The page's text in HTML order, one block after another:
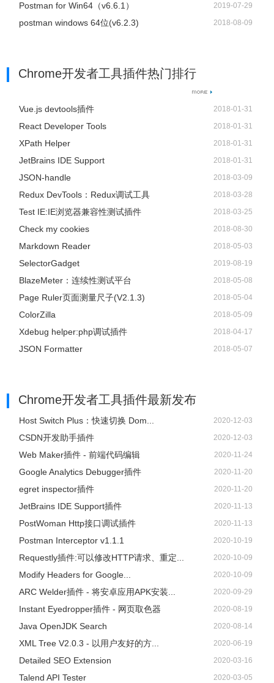
Postman for Win64（v6.6.1） 2019-07-29
postman windows 64位(v6.2.3) 2018-08-09
Chrome开发者工具插件热门排行
Vue.js devtools插件 2018-01-31
React Developer Tools 2018-01-31
XPath Helper 2018-01-31
JetBrains IDE Support 2018-01-31
JSON-handle 2018-03-09
Redux DevTools：Redux调试工具 2018-03-28
Test IE:IE浏览器兼容性测试插件 2018-03-25
Check my cookies 2018-08-30
Markdown Reader 2018-05-03
SelectorGadget 2019-08-19
BlazeMeter：连续性测试平台 2018-05-08
Page Ruler页面测量尺子(V2.1.3) 2018-05-04
ColorZilla 2018-05-09
Xdebug helper:php调试插件 2018-04-17
JSON Formatter 2018-05-07
Chrome开发者工具插件最新发布
Host Switch Plus：快速切换 Dom... 2020-12-03
CSDN开发助手插件 2020-12-03
Web Maker插件 - 前端代码编辑 2020-11-24
Google Analytics Debugger插件 2020-11-20
egret inspector插件 2020-11-20
JetBrains IDE Support插件 2020-11-13
PostWoman Http接口调试插件 2020-11-13
Postman Interceptor v1.1.1 2020-10-19
Requestly插件:可以修改HTTP请求、重定... 2020-10-09
Modify Headers for Google... 2020-10-09
ARC Welder插件 - 将安卓应用APK安装... 2020-09-29
Instant Eyedropper插件 - 网页取色器 2020-08-19
Java OpenJDK Search 2020-08-14
XML Tree V2.0.3 - 以用户友好的方... 2020-06-19
Detailed SEO Extension 2020-03-16
Talend API Tester 2020-03-05